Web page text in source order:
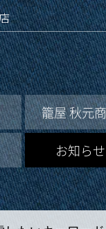
籠屋 秋元
お知らせ